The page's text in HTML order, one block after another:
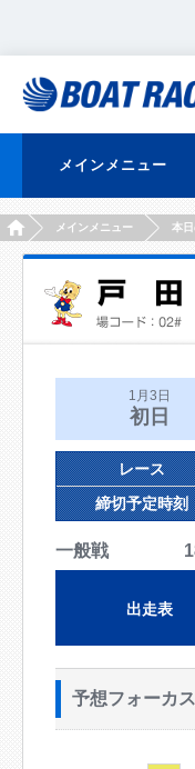
メインメニュー
HOMEメインメニュー 本
1月3日
初日
レース
締切予定時刻
一般戦
出走表
予想フォーカス